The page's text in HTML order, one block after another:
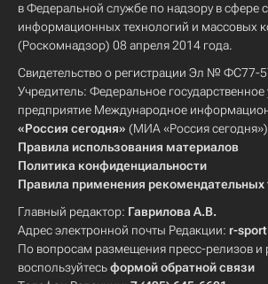
в Федеральной службе по надзору в сфере
информационных технологий и массовых
(Роскомнадзор) 08 апреля 2014 года.
Свидетельство о регистрации Эл № ФС77-
Учредитель: Федеральное государственное
предприятие Международное
«Россия сегодня» (МИА «Россия
Правила использования материалов
Политика конфиденциальности
Правила применения рекомендательных
Главный редактор: Гаврилова А.В.
Адрес электронной почты Редакции: r-
По вопросам размещения пресс-релизов и
воспользуйтесьформой обратной связи